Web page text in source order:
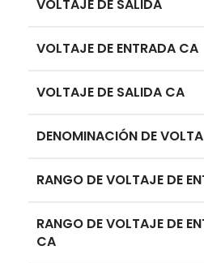
VOLTAJE DE SALIDA
VOLTAJE DE ENTRADA CA
VOLTAJE DE SALIDA CA
DENOMINACIÓN DE
RANGO DE VOLTAJE DE
RANGO DE VOLTAJE DE
CA